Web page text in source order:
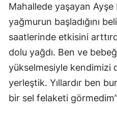
Mahallede yaşayan Ayşe
yağmurun başladığını
saatlerinde etkisini
dolu yağdı. Ben ve
yükselmesiyle kendimizi
yerleştik. Yıllardır ben
bir sel felaketi